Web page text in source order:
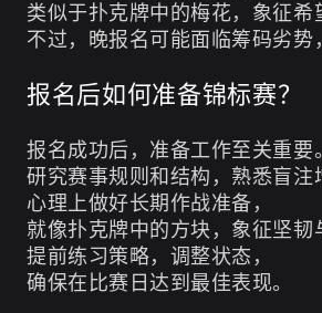
类似于扑克牌中的梅花，象征希
不过，晚报名可能面临筹码劣势
报名后如何准备锦标赛？
报名成功后，准备工作至关重要。
研究赛事规则和结构，熟悉盲注
心理上做好长期作战准备，
就像扑克牌中的方块，象征坚韧
提前练习策略，调整状态，
确保在比赛日达到最佳表现。